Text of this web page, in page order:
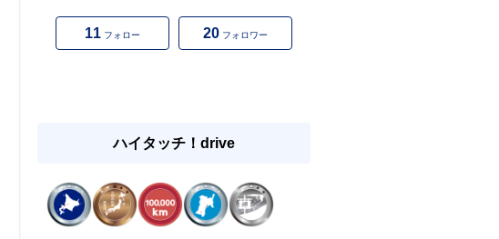
11 フォロー 20 フォロワー
ハイタッチ！drive